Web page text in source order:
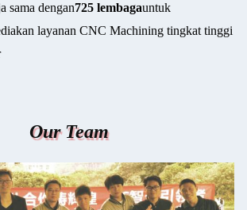
sama dengan725 lembagauntuk
layanan CNC Machining tingkat tinggi
Our Team